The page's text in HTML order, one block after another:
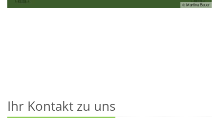
© Martina Bauer
Ihr Kontakt zu uns